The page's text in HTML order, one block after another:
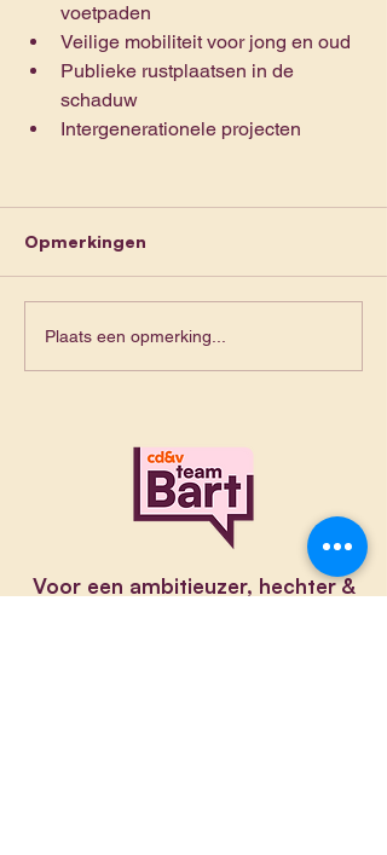
voetpaden
Veilige mobiliteit voor jong en oud
Publieke rustplaatsen in de
schaduw
Intergenerationele projecten
Opmerkingen
Plaats een opmerking...
Voor een ambitieuzer, hechter &